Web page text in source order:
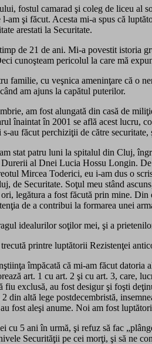
fostul camarad şi coleg de liceu al
şi făcut. Acesta mi-a spus că
arestati la Securitate.
de 21 de ani. Mi-a povestit istoria
cunoşteam pericolul la care mă
familie, cu veşnica ameninţare că o
am ajuns la capătul puterilor.
am fost alungată din casă de
înaintat în 2001 se află acest lucru,
au făcut perchiziţii de către
stat patru luni la spitalul din Cluj,
al Dnei Lucia Hossu Longin.
Mircea Toderici, eu i-am dus o
de Securitate. Soţul meu stând
legătura a fost făcută prin mine.
de a contribui la formarea unei
idealurilor soţilor mei, şi a
printre luptătorii Rezistenţei
împăcată că mi-am făcut
art. 1 cu art. 2 şi cu art. 3, care,
fiu exclusă, au fost desigur şi foşti
din altă lege postdecembristă,
fost aleşi anume. Noi am fost
cu 5 ani în urmă, şi refuz să fac
Securităţii pe cei morţi, şi să ne